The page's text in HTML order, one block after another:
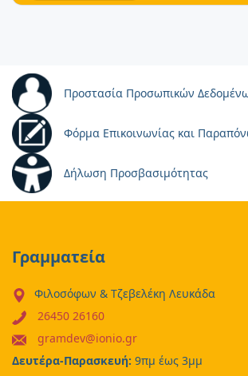
Προστασία Προσωπικών
Φόρμα Επικοινωνίας και
Δήλωση Προσβασιμότητας
Γραμματεία
Φιλοσόφων & Τζεβελέκη Λευκάδα
26450 26160
gramdev@ionio.gr
Δευτέρα-Παρασκευή: 9πμ έως 3μμ